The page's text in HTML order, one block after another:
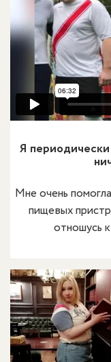
Я периодически
Мне очень
пищевых
отношусь